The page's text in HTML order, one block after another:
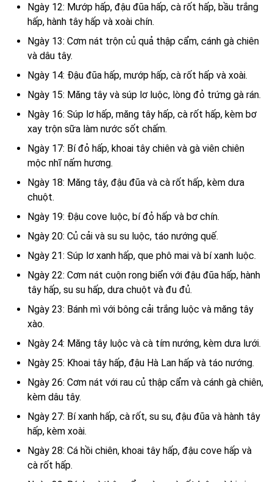
Ngày 12: Mướp hấp, đậu đũa hấp, cà rốt hấp, bầu trắng
hấp, hành tây hấp và xoài chín.
Ngày 13: Cơm nát trộn củ quả thập cẩm, cánh gà chiên
và dâu tây.
Ngày 14: Đậu đũa hấp, mướp hấp, cà rốt hấp và xoài.
Ngày 15: Măng tây và súp lơ luộc, lòng đỏ trứng gà rán.
Ngày 16: Súp lơ hấp, măng tây hấp, cà rốt hấp, kèm bơ
xay trộn sữa làm nước sốt chấm.
Ngày 17: Bí đỏ hấp, khoai tây chiên và gà viên chiên
mộc nhĩ nấm hương.
Ngày 18: Măng tây, đậu đũa và cà rốt hấp, kèm dưa
chuột.
Ngày 19: Đậu cove luộc, bí đỏ hấp và bơ chín.
Ngày 20: Củ cải và su su luộc, táo nướng quế.
Ngày 21: Súp lơ xanh hấp, que phô mai và bí xanh luộc.
Ngày 22: Cơm nát cuộn rong biển với đậu đũa hấp, hành
tây hấp, su su hấp, dưa chuột và đu đủ.
Ngày 23: Bánh mì với bông cải trắng luộc và măng tây
xào.
Ngày 24: Măng tây luộc và cà tím nướng, kèm dưa lưới.
Ngày 25: Khoai tây hấp, đậu Hà Lan hấp và táo nướng.
Ngày 26: Cơm nát với rau củ thập cẩm và cánh gà chiên,
kèm dâu tây.
Ngày 27: Bí xanh hấp, cà rốt, su su, đậu đũa và hành tây
hấp, kèm xoài.
Ngày 28: Cá hồi chiên, khoai tây hấp, đậu cove hấp và
cà rốt hấp.